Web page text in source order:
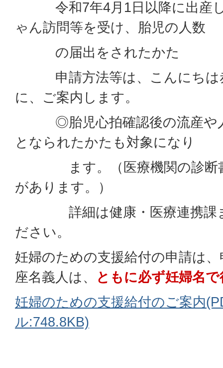
令和7年4月1日以降に出産し
ゃん訪問等を受け、胎児の人数
の届出をされたかた
申請方法等は、こんにちは
に、ご案内します。
◎胎児心拍確認後の流産や人
となられたかたも対象になり
ます。（医療機関の診断書
があります。）
詳細は健康・医療連携課ま
ださい。
妊婦のための支援給付の申請は
座名義人は、
ともに必ず妊婦名
妊婦のための支援給付のご案内
ル:748.8KB)